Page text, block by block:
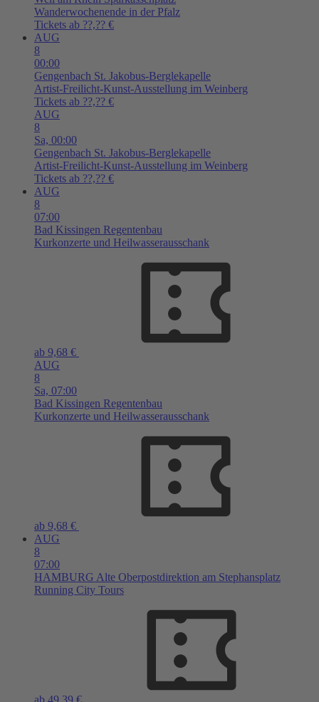
Wanderwochenende in der Pfalz
Tickets ab ??,?? €
AUG
8
00:00
Gengenbach St. Jakobus-Berglekapelle
Artist-Freilicht-Kunst-Ausstellung im Weinberg
Tickets ab ??,?? €
AUG
8
Sa, 00:00
Gengenbach St. Jakobus-Berglekapelle
Artist-Freilicht-Kunst-Ausstellung im Weinberg
Tickets ab ??,?? €
AUG
8
07:00
Bad Kissingen Regentenbau
Kurkonzerte und Heilwasserausschank
ab 9,68 €
AUG
8
Sa, 07:00
Bad Kissingen Regentenbau
Kurkonzerte und Heilwasserausschank
ab 9,68 €
AUG
8
07:00
HAMBURG Alte Oberpostdirektion am Stephansplatz
Running City Tours
ab 49,39 €